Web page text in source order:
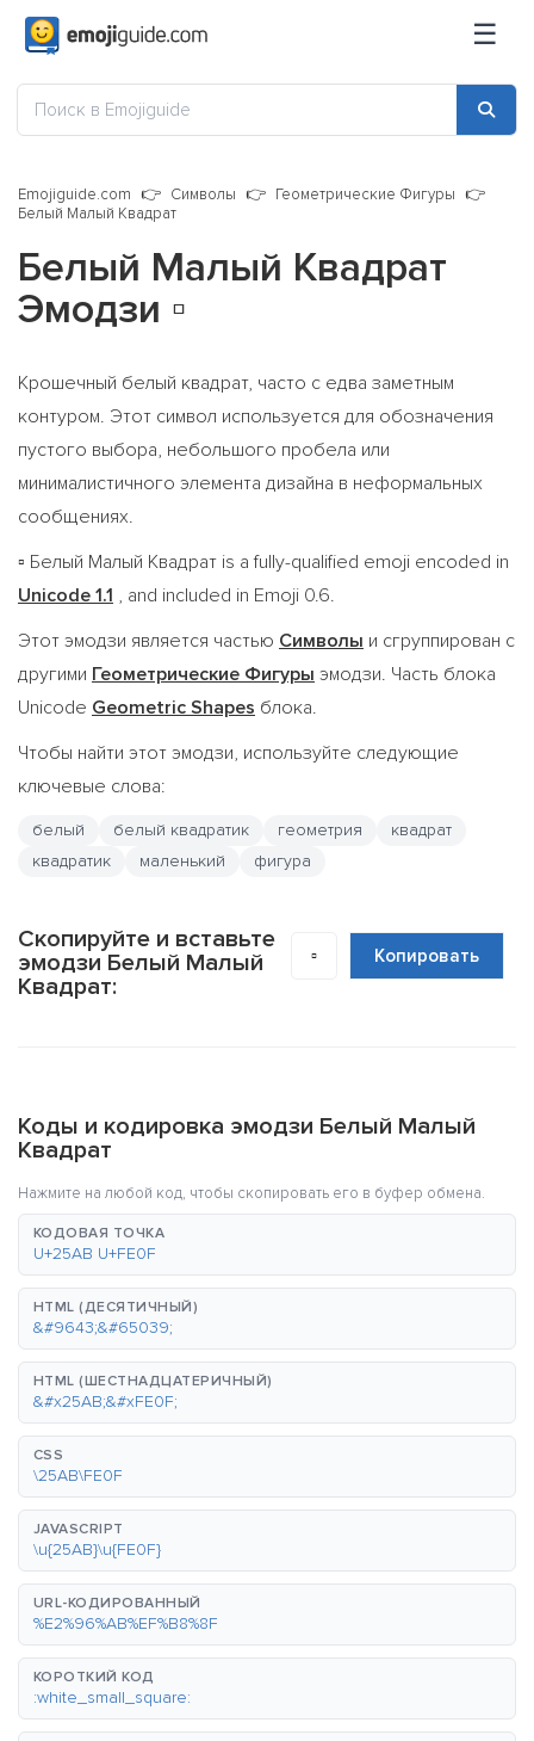
☰
Emojiguide.com Символы
Геометрические Фигуры
Белый Малый Квадрат
Белый Малый Квадрат
Эмодзи ▫️
Крошечный белый квадрат, часто с едва заметным
контуром. Этот символ используется для обозначения
пустого выбора, небольшого пробела или
минималистичного элемента дизайна в неформальных
сообщениях.
▫️ Белый Малый Квадрат is a fully-qualified emoji encoded in
Unicode 1.1 , and included in Emoji 0.6.
Этот эмодзи является частью Символы и сгруппирован с
другими Геометрические Фигуры эмодзи. Часть блока
Unicode Geometric Shapes блока.
Чтобы найти этот эмодзи, используйте следующие
ключевые слова:
белый белый квадратик геометрия
квадрат
квадратик
маленький фигура
Скопируйте и вставьте
эмодзи Белый Малый
Квадрат:
▫️ Копировать
Коды и кодировка эмодзи Белый Малый
Квадрат
Нажмите на любой код, чтобы скопировать его в буфер обмена.
КОДОВАЯ ТОЧКА
U+25AB U+FE0F
HTML (ДЕСЯТИЧНЫЙ)
&#9643;&#65039;
HTML (ШЕСТНАДЦАТЕРИЧНЫЙ)
&#x25AB;&#xFE0F;
CSS
\25AB\FE0F
JAVASCRIPT
\u{25AB}\u{FE0F}
URL-КОДИРОВАННЫЙ
%E2%96%AB%EF%B8%8F
КОРОТКИЙ КОД
:white_small_square: